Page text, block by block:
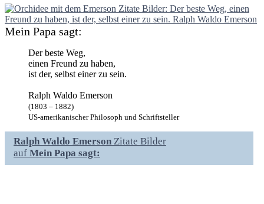
Mein Papa sagt:
Der beste Weg,
einen Freund zu haben,
ist der, selbst einer zu sein.
Ralph Waldo Emerson
(1803 – 1882)
US-amerikanischer Philosoph und Schriftsteller
Ralph Waldo Emerson Zitate Bilder
auf Mein Papa sagt: